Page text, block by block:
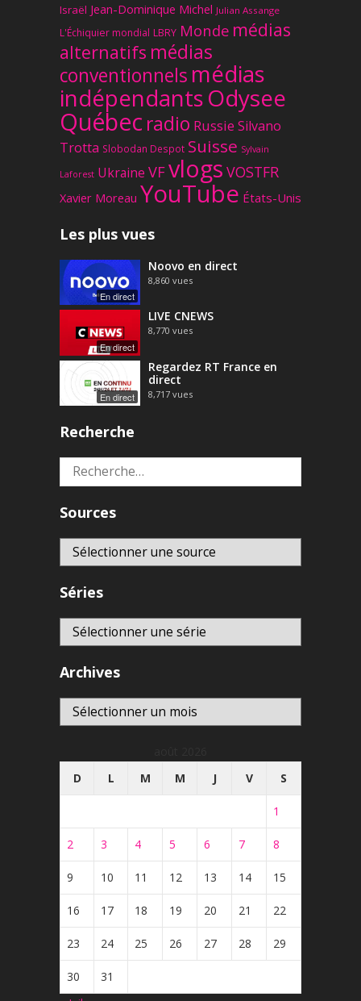
Israël Jean-Dominique Michel Julian Assange
L'Échiquier mondial LBRY Monde médias
alternatifs médias
conventionnels médias
indépendantsOdysee
Québec radio Russie Silvano
Trotta Slobodan Despot Suisse Sylvain
Laforest Ukraine VFvlogs VOSTFR
Xavier Moreau YouTube États-Unis
Les plus vues
En direct
Noovo en direct
8,860 vues
En direct
LIVE CNEWS
8,770 vues
En direct
Regardez RT France en
direct
8,717 vues
Recherche
Rechercher :
Sources
Séries
Archives
Archives
D
L M M J V S
1
2 3 4 5 6 7 8
9 10 11 12 13 14 15
16 17 18 19 20 21 22
23 24 25 26 27 28 29
30
31